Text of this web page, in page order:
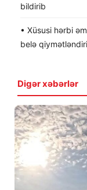
bildirib
• Xüsusi hərbi
belə
Digər xəbərlər